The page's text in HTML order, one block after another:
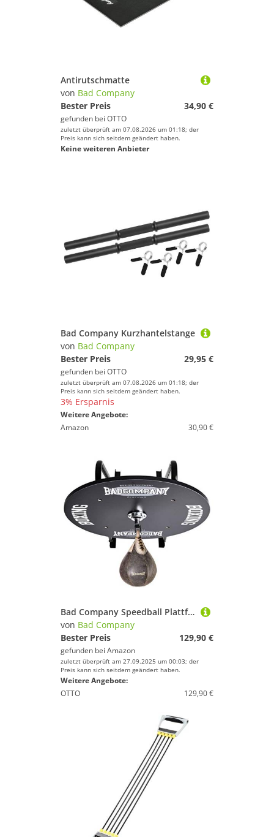
Antirutschmatte
von Bad Company
Bester Preis
34,90 €
gefunden bei OTTO
zuletzt überprüft am 07.08.2026 um 01:18; der
Preis kann sich seitdem geändert haben.
Keine weiteren Anbieter
Bad Company Kurzhantelstange
von Bad Company
Bester Preis
29,95 €
gefunden bei OTTO
zuletzt überprüft am 07.08.2026 um 01:18; der
Preis kann sich seitdem geändert haben.
3% Ersparnis
Weitere Angebote:
Amazon
30,90 €
Bad Company Speedball Plattform mit Rindsleder Retro Boxbirne medium zur Wandmontage I BCA-130
von Bad Company
Bester Preis
129,90 €
gefunden bei Amazon
zuletzt überprüft am 27.09.2025 um 00:03; der
Preis kann sich seitdem geändert haben.
Weitere Angebote:
OTTO
129,90 €